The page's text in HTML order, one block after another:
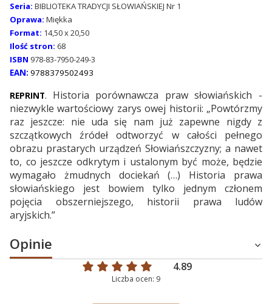
Seria: BIBLIOTEKA TRADYCJI SŁOWIAŃSKIEJ Nr 1
Oprawa: Miękka
Format: 14,50 x 20,50
Ilość stron: 68
ISBN 978-83-7950-249-3
EAN: 9788379502493
REPRINT. Historia porównawcza praw słowiańskich -
niezwykle wartościowy zarys owej historii: „Powtórzmy
raz jeszcze: nie uda się nam już zapewne nigdy z
szczątkowych źródeł odtworzyć w całości pełnego
obrazu prastarych urządzeń Słowiańszczyzny; a nawet
to, co jeszcze odkrytym i ustalonym być może, będzie
wymagało żmudnych dociekań (…) Historia prawa
słowiańskiego jest bowiem tylko jednym członem
pojęcia obszerniejszego, historii prawa ludów
aryjskich.”
Opinie
4.89
Liczba ocen: 9